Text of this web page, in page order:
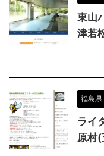
東山
津若
福島県
ライ
原村